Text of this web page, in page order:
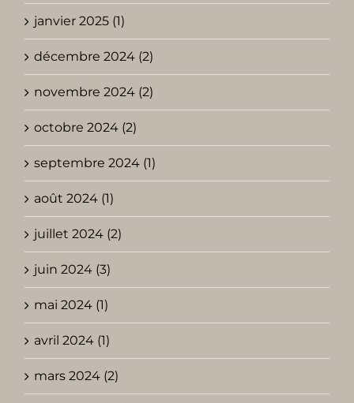
janvier 2025 (1)
décembre 2024 (2)
novembre 2024 (2)
octobre 2024 (2)
septembre 2024 (1)
août 2024 (1)
juillet 2024 (2)
juin 2024 (3)
mai 2024 (1)
avril 2024 (1)
mars 2024 (2)